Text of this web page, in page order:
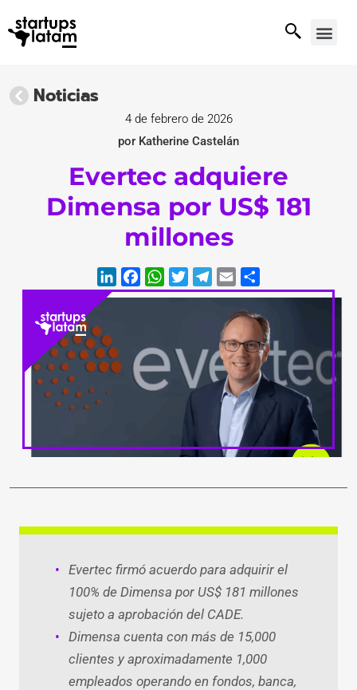
Noticias
4 de febrero de 2026
por Katherine Castelán
Evertec adquiere
Dimensa por US$ 181
millones
LinkedIn
Facebook
WhatsApp
Twitter
Evertec firmó acuerdo para adquirir el
100% de Dimensa por US$ 181 millones
sujeto a aprobación del CADE.
Dimensa cuenta con más de 15,000
clientes y aproximadamente 1,000
empleados operando en fondos, banca,